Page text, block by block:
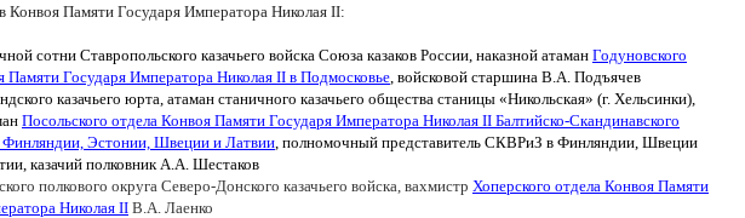
Конвоя Памяти Государя Императора Николая II:
сотни Ставропольского казачьего войска Союза казаков России, наказной атаман Годуновского
Памяти Государя Императора Николая II в Подмосковье, войсковой старшина В.А. Подъячев
казачьего юрта, атаман станичного казачьего общества станицы «Никольская» (г. Хельсинки),
Посольского отдела Конвоя Памяти Государя Императора Николая II Балтийско-Скандинавского
Эстонии, Швеции и Латвии, полномочный представитель СКВРиЗ в Финляндии, Швеции
казачий полковник А.А. Шестаков
полкового округа Северо-Донского казачьего войска, вахмистр Хоперского отдела Конвоя Памяти
Николая II В.А. Лаенко